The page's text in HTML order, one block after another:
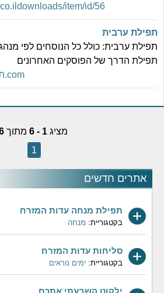
אתרים חדשים
תפילת מנחה עדות המזרח
בקטגוריית: מנחה
סליחות עדות המזרח
בקטגוריית: ימים נוראים
ילקוט השבעתי אתכם
item/id/56
תפילת ערבית
תפילת ערבית: כולל כל הנוסחים לפי
תפילת הדרך של הפוסקים האחרונים
http://www.תפילתערבית.com
מציג 1 - 6 מתוך
1